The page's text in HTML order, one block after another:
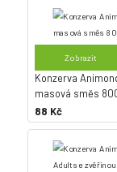
Zobrazit
Konzerva
masová směs
88 Kč